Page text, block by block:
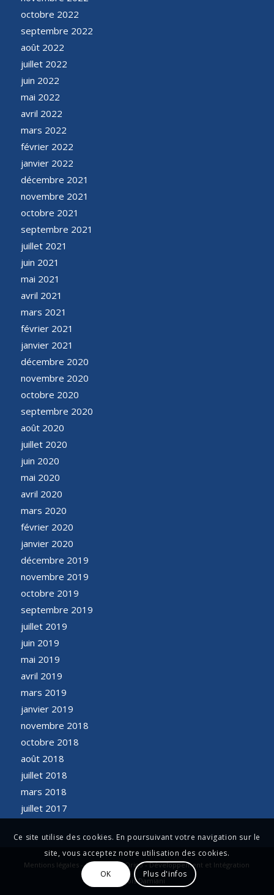
octobre 2022
septembre 2022
août 2022
juillet 2022
juin 2022
mai 2022
avril 2022
mars 2022
février 2022
janvier 2022
décembre 2021
novembre 2021
octobre 2021
septembre 2021
juillet 2021
juin 2021
mai 2021
avril 2021
mars 2021
février 2021
janvier 2021
décembre 2020
novembre 2020
octobre 2020
septembre 2020
août 2020
juillet 2020
juin 2020
mai 2020
avril 2020
mars 2020
février 2020
janvier 2020
décembre 2019
novembre 2019
octobre 2019
septembre 2019
juillet 2019
juin 2019
mai 2019
avril 2019
mars 2019
janvier 2019
novembre 2018
octobre 2018
août 2018
juillet 2018
mars 2018
juillet 2017
Mentions légales - Conception Origo - Développement et Intégration
François Damiani
Ce site utilise des cookies. En poursuivant votre navigation sur le
site, vous acceptez notre utilisation des cookies.
OK Plus d'infos